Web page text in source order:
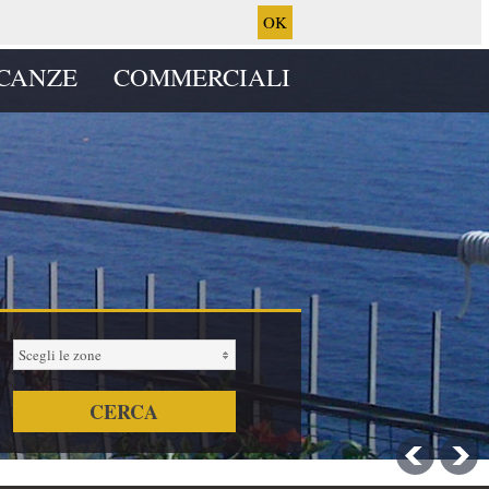
OK
COMMERCIALI
Scegli le zone